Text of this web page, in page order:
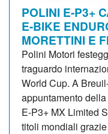
POLINI E-P3+
E-BIKE
MORETTINI E
Polini Motori
traguardo
World Cup. A
appuntamento
E-P3+ MX Limited
titoli mondiali